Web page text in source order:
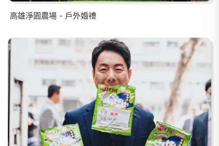
高雄淨園農場 - 戶外婚禮